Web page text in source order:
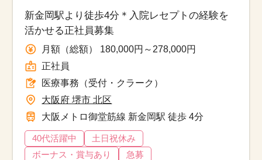
員
新金岡駅より徒歩4分＊入院レセプトの経験を
活かせる正社員募集
月額（総額） 180,000円～278,000円
正社員
医療事務（受付・クラーク）
大阪府 堺市 北区
大阪メトロ御堂筋線 新金岡駅 徒歩 4分
40代活躍中
土日祝休み
ボーナス・賞与あり
急募